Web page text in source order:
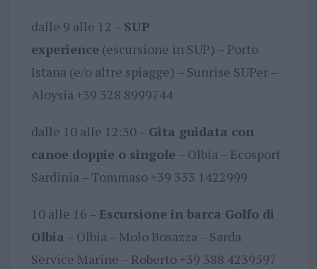
dalle 9 alle 12 – SUP
experience (escursione in SUP) – Porto
Istana (e/o altre spiagge) – Sunrise SUPer –
Aloysia +39 328 8999744
dalle 10 alle 12:30 – Gita guidata con
canoe doppie o singole – Olbia – Ecosport
Sardinia – Tommaso +39 333 1422999
10 alle 16 – Escursione in barca Golfo di
Olbia – Olbia – Molo Bosazza – Sarda
Service Marine – Roberto +39 388 4239597